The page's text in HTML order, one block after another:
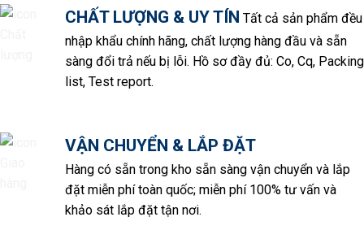
CHẤT LƯỢNG & UY TÍN Tất cả sản phẩm đều
nhập khẩu chính hãng, chất lượng hàng đầu và sẵn
sàng đổi trả nếu bị lỗi. Hồ sơ đầy đủ: Co, Cq, Packing
list, Test report.
VẬN CHUYỂN & LẮP ĐẶT
Hàng có sẵn trong kho sẵn sàng vận chuyển và lắp
đặt miễn phí toàn quốc; miễn phí 100% tư vấn và
khảo sát lắp đặt tận nơi.